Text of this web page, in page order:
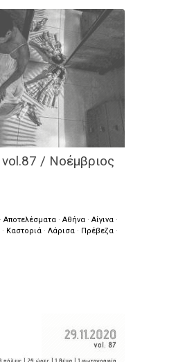
/ Νοέμβριος
· Αποτελέσματα · Αθήνα · Αίγινα ·
· Καστοριά · Λάρισα · Πρέβεζα ·